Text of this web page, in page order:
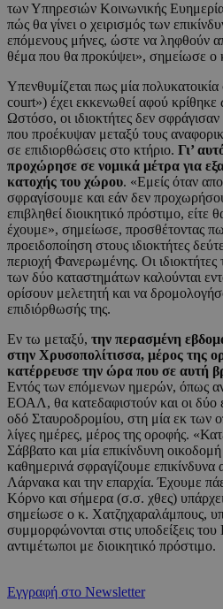
των Υπηρεσιών Κοινωνικής
πώς θα γίνει ο χειρισμός των
επόμενους μήνες, ώστε να ληφθούν
θέμα που θα προκύψει», σημείωσε ο
Υπενθυμίζεται πως μία
court») έχει εκκενωθεί αφού κρίθηκε
Ωστόσο, οι ιδιοκτήτες δεν
που προέκυψαν μεταξύ τους
σε επιδιορθώσεις στο κτήριο. Γι’
προχώρησε σε νομικά μέτρα για
κατοχής του χώρου. «Εμείς όταν
σφραγίσουμε και εάν δεν
επιβληθεί διοικητικό πρόστιμο, είτε
έχουμε», σημείωσε, προσθέτοντας
προειδοποίηση στους ιδιοκτήτες
περιοχή Φανερωμένης. Οι
των δύο καταστημάτων καλούνται
ορίσουν μελετητή και να
επιδιόρθωσής της.
Εν τω μεταξύ, την περασμένη
στην Χρυσοπολίτισσα, μέρος της
κατέρρευσε την ώρα που σε αυτή
Εντός των επόμενων ημερών, όπως
ΕΟΑΛ, θα κατεδαφιστούν και οι δύο
οδό Σταυροδρομίου, στη μία εκ των
λίγες ημέρες, μέρος της οροφής.
Σάββατο και μία επικίνδυνη
καθημερινά σφραγίζουμε επικίνδυνα
Λάρνακα και την επαρχία. Έχουμε
Κόρνο και σήμερα (σ.σ. χθες)
σημείωσε ο κ. Χατζηχαραλάμπους,
συμμορφώνονται στις υποδείξεις
αντιμέτωποι με διοικητικό πρόστιμο.
Εγγραφή στο Newsletter